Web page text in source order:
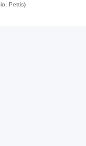
Pettis)